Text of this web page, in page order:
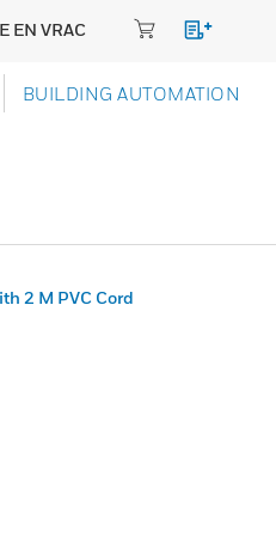
EN VRAC
BUILDING AUTOMATION
2 M PVC Cord